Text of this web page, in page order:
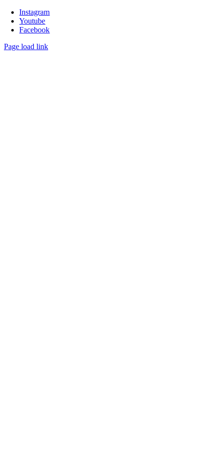
Instagram
Youtube
Facebook
Page load link